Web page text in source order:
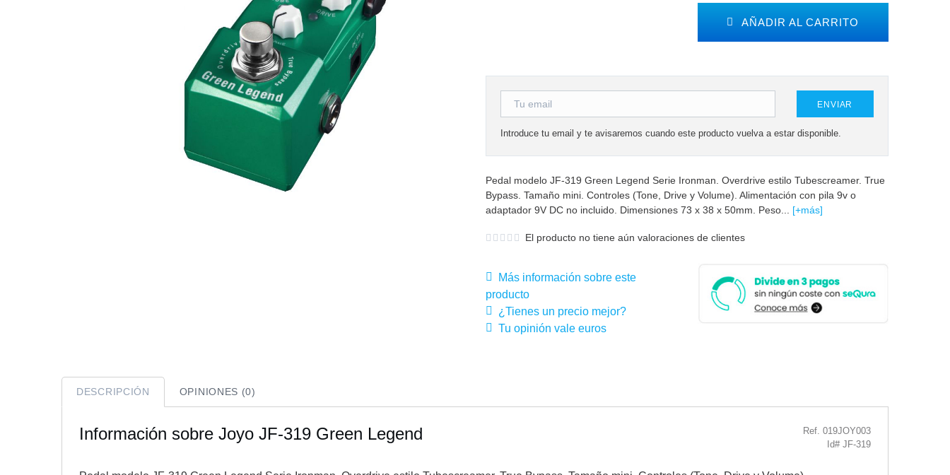
AÑADIR AL CARRITO
ENVIAR
Introduce tu email y te avisaremos cuando este producto vuelva a estar disponible.
Pedal modelo JF-319 Green Legend Serie Ironman. Overdrive estilo Tubescreamer. True
Bypass. Tamaño mini. Controles (Tone, Drive y Volume). Alimentación con pila 9v o
adaptador 9V DC no incluido. Dimensiones 73 x 38 x 50mm. Peso... [+más]
El producto no tiene aún valoraciones de clientes
Más información sobre este
producto
¿Tienes un precio mejor?
Tu opinión vale euros
DESCRIPCIÓN OPINIONES (0)
Información sobre Joyo JF-319 Green Legend
Ref. 019JOY003
Id# JF-319